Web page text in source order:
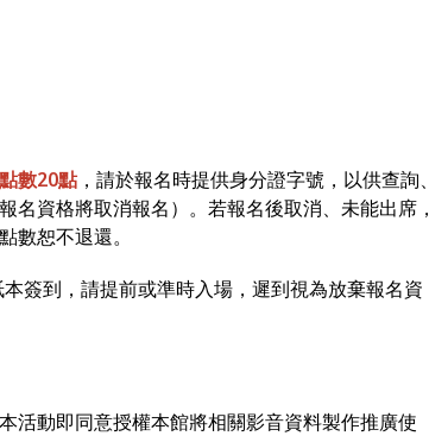
數20點，請於報名時提供身分證字號，以供查詢、
名資格將取消報名）。若報名後取消、未能出席，
數恕不退還。
簽到，請提前或準時入場，遲到視為放棄報名資
活動即同意授權本館將相關影音資料製作推廣使